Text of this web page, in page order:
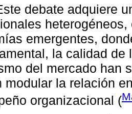
debate adquiere
emergentes,
la calidad
del mercado han
modular la relación
organizacional (